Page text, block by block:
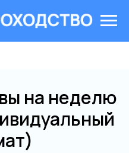
на неделю